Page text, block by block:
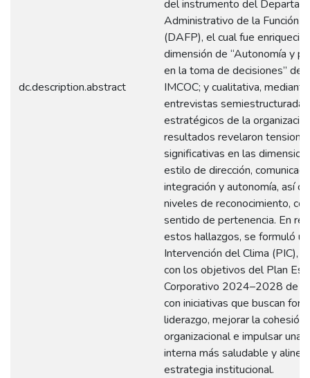
dc.description.abstract
del instrumento del
Administrativo de la Función
(DAFP), el cual fue
dimensión de “Autonomía y
en la toma de decisiones” del
IMCOC; y cualitativa, mediante
entrevistas
estratégicos de la
resultados revelaron
significativas en las
estilo de dirección,
integración y autonomía, así
niveles de reconocimiento,
sentido de pertenencia. En
estos hallazgos, se formuló
Intervención del Clima (PIC),
con los objetivos del Plan
Corporativo 2024–2028 de
con iniciativas que buscan
liderazgo, mejorar la cohesión
organizacional e impulsar una
interna más saludable y
estrategia institucional.